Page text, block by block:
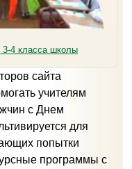
4 класса школы
сайта
учителям
с Днем
для
попытки
программы с